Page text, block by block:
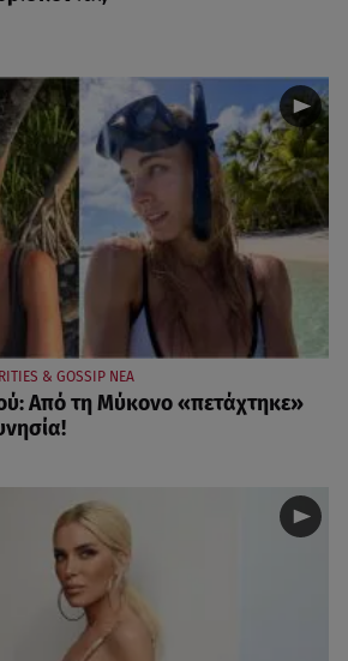
& GOSSIP ΝΕΑ
Από τη Μύκονο «πετάχτηκε»